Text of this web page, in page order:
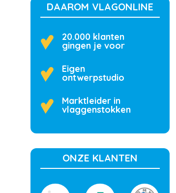
DAAROM VLAGONLINE
20.000 klanten
gingen je voor
Eigen
ontwerpstudio
Marktleider in
vlaggenstokken
ONZE KLANTEN